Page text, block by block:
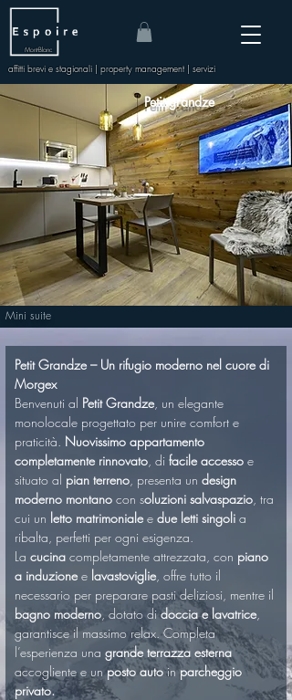
affitti brevi e stagionali | property management | servizi
Mont-Blanc
Petit grandze
Mini suite
Petit Grandze – Un rifugio moderno nel cuore di
Morgex
Benvenuti al Petit Grandze, un elegante
monolocale progettato per unire comfort e
praticità. Nuovissimo appartamento
completamente rinnovato, di facile accesso e
situato al pian terreno, presenta un design
moderno montano con soluzioni salvaspazio, tra
cui un letto matrimoniale e due letti singoli a
ribalta, perfetti per ogni esigenza.
La cucina completamente attrezzata, con piano
a induzione e lavastoviglie, offre tutto il
necessario per preparare pasti deliziosi, mentre il
bagno moderno, dotato di doccia e lavatrice,
garantisce il massimo relax. Completa
l’esperienza una grande terrazza esterna
accogliente e un posto auto in parcheggio
privato.